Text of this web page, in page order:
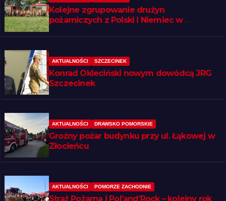
Kolejne zgrupowanie drużyn
pożarniczych z Polski i Niemiec w
AKTUALNOŚCI SZCZECINEK
Konrad Okleciński nowym dowódcą JRG
Szczecinek
AKTUALNOŚCI DRAWSKO POMORSKIE
Groźny pożar budynku przy ul. Łąkowej w
Złocieńcu
AKTUALNOŚCI POMORZE ZACHODNIE
Straż Pożarna i Pol’and’Rock – kolejny rok